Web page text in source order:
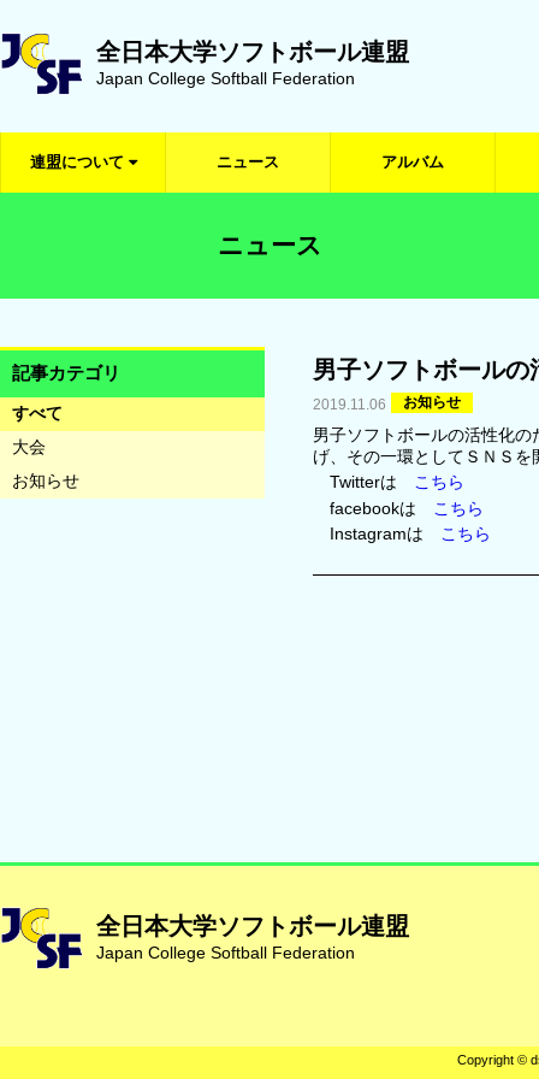
全日本大学ソフトボール連盟
Japan College Softball Federation
連盟について ニュース アルバム
ニュース
記事カテゴリ
すべて
大会
お知らせ
男子ソフトボールの
2019.11.06 お知らせ
男子ソフトボールの活性化
げ、その一環としてＳＮＳを
Twitterは
こちら
facebookは
こちら
Instagramは
こちら
全日本大学ソフトボール連盟
Japan College Softball Federation
Copyright ©